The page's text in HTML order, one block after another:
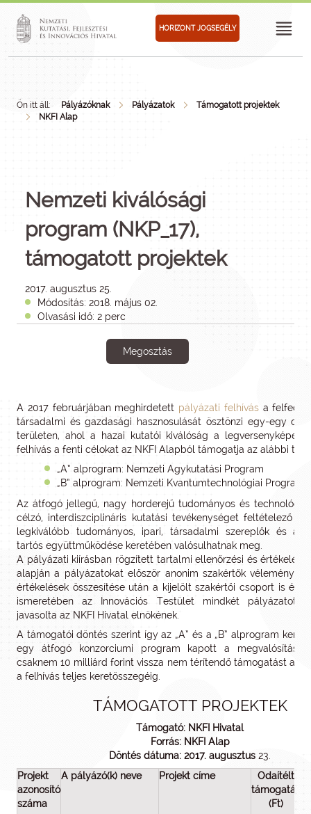
HORIZONT JOGSEGÉLY
Ön itt áll: Pályázóknak Pályázatok
Támogatott projektek
NKFI Alap
Nemzeti kiválósági
program (NKP_17),
támogatott projektek
2017. augusztus 25.
Módosítás: 2018. május 02.
Olvasási idő: 2 perc
Megosztás
A 2017 februárjában meghirdetett pályázati felhívása
társadalmi és gazdasági hasznosulását ösztönzi egy-egy
területen, ahol a hazai kutatói kiválóság a
felhívás a fenti célokat az NKFI Alapból támogatja az alábbi
„A” alprogram: Nemzeti Agykutatási Program
„B” alprogram: Nemzeti Kvantumtechnológiai Program.
Az átfogó jellegű, nagy horderejű tudományos és technológiai
célzó, interdiszciplináris kutatási tevékenységet feltételező
legkiválóbb tudományos, ipari, társadalmi szereplők és a
tartós együttműködése keretében valósulhatnak meg.
A pályázati kiírásban rögzített tartalmi ellenőrzési és értékelési
alapján a pályázatokat először anonim szakértők
értékelések összesítése után a kijelölt szakértői csoport is
ismeretében az Innovációs Testület mindkét pályázatot
javasolta az NKFI Hivatal elnökének.
A támogatói döntés szerint így az „A” és a „B” alprogram
egy átfogó konzorciumi program kapott a
csaknem 10 milliárd forint vissza nem térítendő támogatást az
a felhívás teljes keretösszegéig.
TÁMOGATOTT PROJEKTEK
Támogató: NKFI Hivatal
Forrás: NKFI Alap
Döntés dátuma: 2017. augusztus 23.
Projekt
azonosító
száma
A pályázó(k) neve Projekt címe
Odaítélt
támogatás
(Ft)